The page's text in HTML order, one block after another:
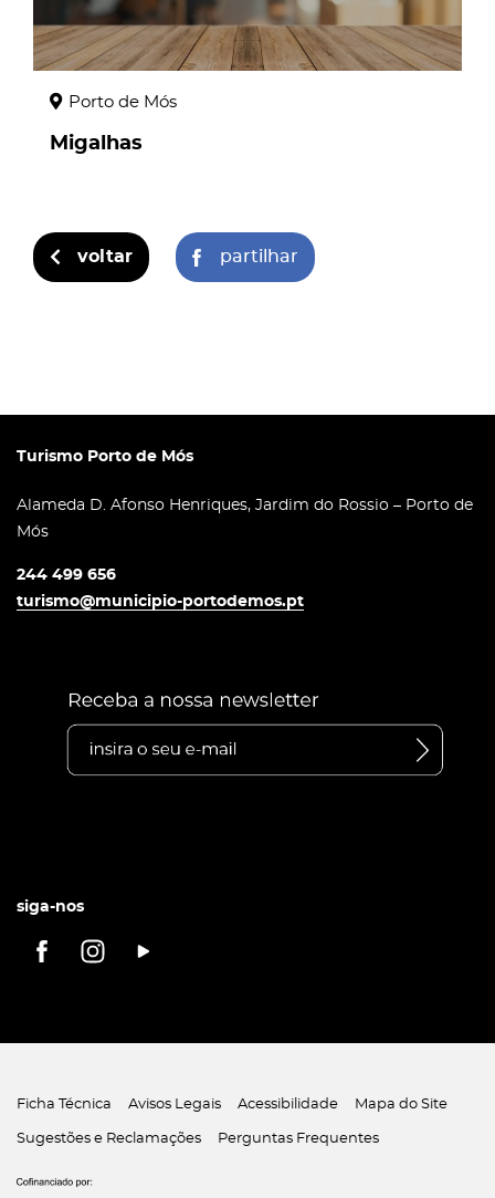
Porto de Mós
Migalhas
voltar partilhar
Turismo Porto de Mós
Alameda D. Afonso Henriques, Jardim do Rossio – Porto de
Mós
244 499 656
turismo@municipio-portodemos.pt
siga-nos
Ficha Técnica Avisos Legais Acessibilidade Mapa do Site
Sugestões e Reclamações Perguntas Frequentes